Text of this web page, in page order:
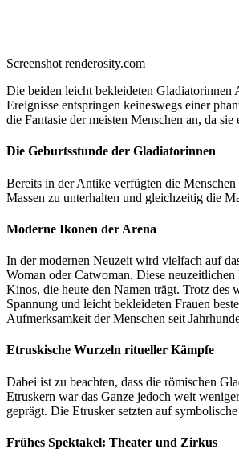
Screenshot renderosity.com
Die beiden leicht bekleideten Gladiatorinnen
Ereignisse entspringen keineswegs einer
die Fantasie der meisten Menschen an, da
Die Geburtsstunde der Gladiatorinnen
Bereits in der Antike verfügten die
Massen zu unterhalten und gleichzeitig die
Moderne Ikonen der Arena
In der modernen Neuzeit wird vielfach auf
Woman oder Catwoman. Diese
Kinos, die heute den Namen trägt. Trotz des
Spannung und leicht bekleideten Frauen
Aufmerksamkeit der Menschen seit
Etruskische Wurzeln ritueller Kämpfe
Dabei ist zu beachten, dass die römischen
Etruskern war das Ganze jedoch weit
geprägt. Die Etrusker setzten auf
Frühes Spektakel: Theater und Zirkus